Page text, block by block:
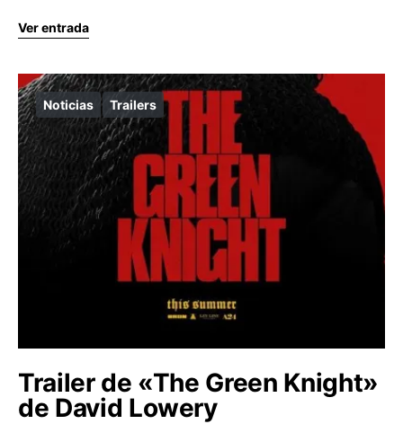
Ver entrada
Noticias Trailers
Trailer de «The Green Knight»
de David Lowery